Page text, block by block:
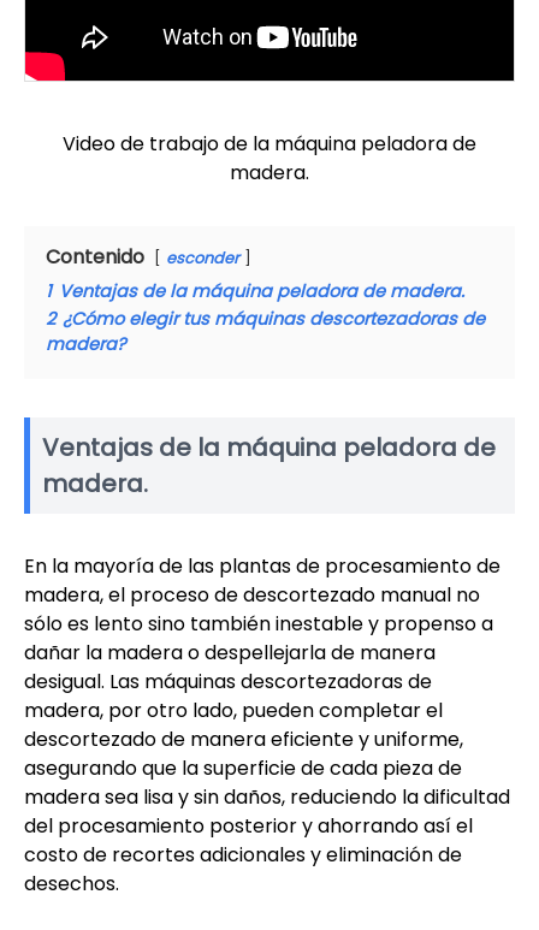
Video de trabajo de la máquina peladora de
madera.
Contenido esconder
1 Ventajas de la máquina peladora de madera.
2 ¿Cómo elegir tus máquinas descortezadoras de
madera?
Ventajas de la máquina peladora de
madera.
En la mayoría de las plantas de procesamiento de
madera, el proceso de descortezado manual no
sólo es lento sino también inestable y propenso a
dañar la madera o despellejarla de manera
desigual. Las máquinas descortezadoras de
madera, por otro lado, pueden completar el
descortezado de manera eficiente y uniforme,
asegurando que la superficie de cada pieza de
madera sea lisa y sin daños, reduciendo la dificultad
del procesamiento posterior y ahorrando así el
costo de recortes adicionales y eliminación de
desechos.